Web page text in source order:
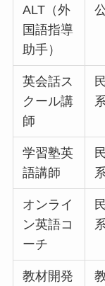
ALT（外
国語指導
助手）
英会話ス
クール講
師
学習塾英
語講師
オンライ
ン英語コ
ーチ
教材開発